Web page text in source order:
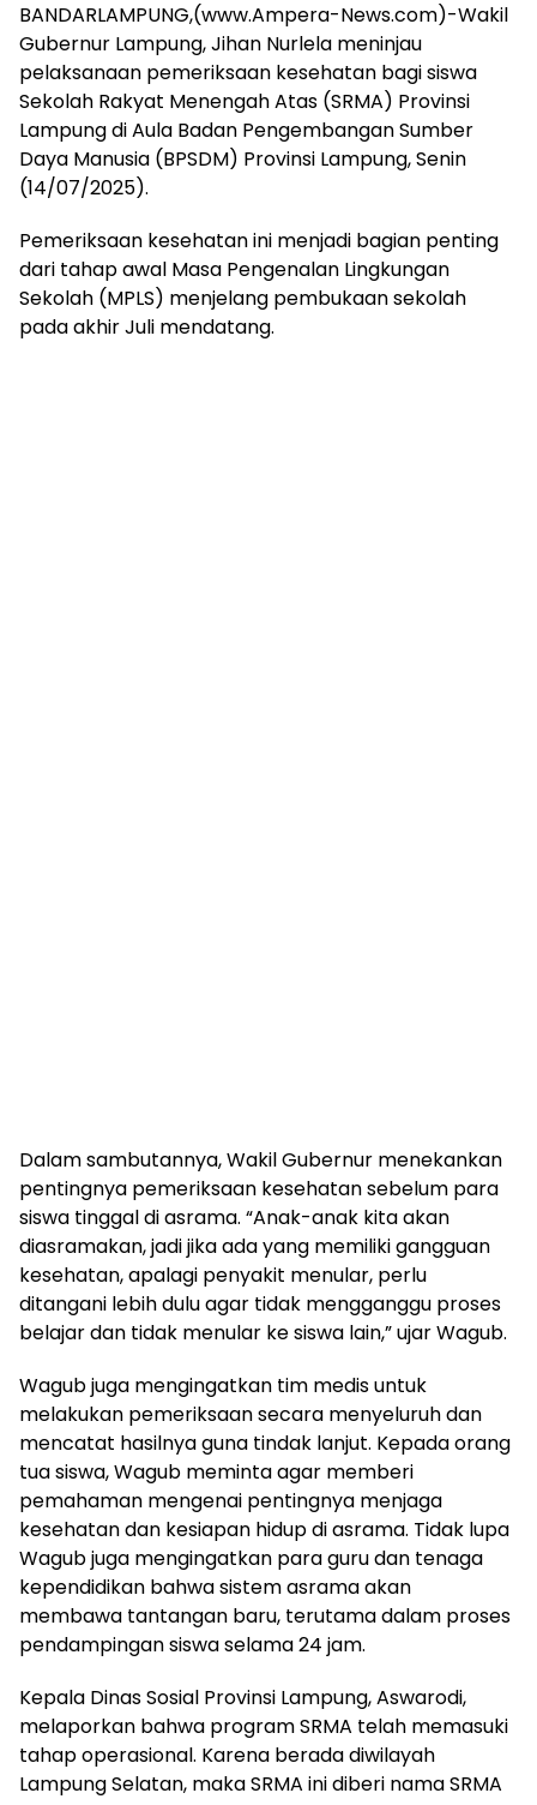
dan
media
siber
lebih
eksklusif,
bergaya
trendi,
mengandung
edukasi,
gaya
hidup,
hiburan,
BANDARLAMPUNG,(www.Ampera-News.com)-Wakil
Gubernur Lampung, Jihan Nurlela meninjau
pelaksanaan pemeriksaan kesehatan bagi siswa
Sekolah Rakyat Menengah Atas (SRMA) Provinsi
Lampung di Aula Badan Pengembangan Sumber
Daya Manusia (BPSDM) Provinsi Lampung, Senin
(14/07/2025).
Pemeriksaan kesehatan ini menjadi bagian penting
dari tahap awal Masa Pengenalan Lingkungan
Sekolah (MPLS) menjelang pembukaan sekolah
pada akhir Juli mendatang.
Dalam sambutannya, Wakil Gubernur menekankan
pentingnya pemeriksaan kesehatan sebelum para
siswa tinggal di asrama. “Anak-anak kita akan
diasramakan, jadi jika ada yang memiliki gangguan
kesehatan, apalagi penyakit menular, perlu
ditangani lebih dulu agar tidak mengganggu proses
belajar dan tidak menular ke siswa lain,” ujar Wagub.
Wagub juga mengingatkan tim medis untuk
melakukan pemeriksaan secara menyeluruh dan
mencatat hasilnya guna tindak lanjut. Kepada orang
tua siswa, Wagub meminta agar memberi
pemahaman mengenai pentingnya menjaga
kesehatan dan kesiapan hidup di asrama. Tidak lupa
Wagub juga mengingatkan para guru dan tenaga
kependidikan bahwa sistem asrama akan
membawa tantangan baru, terutama dalam proses
pendampingan siswa selama 24 jam.
Kepala Dinas Sosial Provinsi Lampung, Aswarodi,
melaporkan bahwa program SRMA telah memasuki
tahap operasional. Karena berada diwilayah
Lampung Selatan, maka SRMA ini diberi nama SRMA